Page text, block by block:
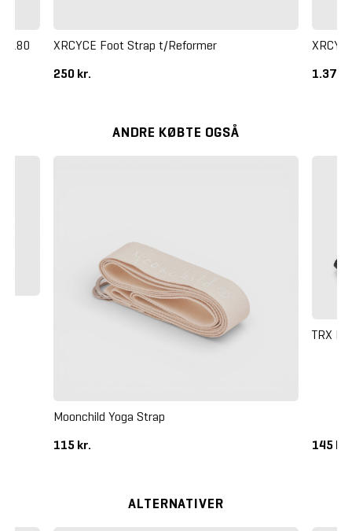
180
XRCYCE Foot Strap t/Reformer
250 kr.
1.375
ANDRE KØBTE OGSÅ
Moonchild Yoga Strap
115 kr.
TRX
145 kr.
ALTERNATIVER